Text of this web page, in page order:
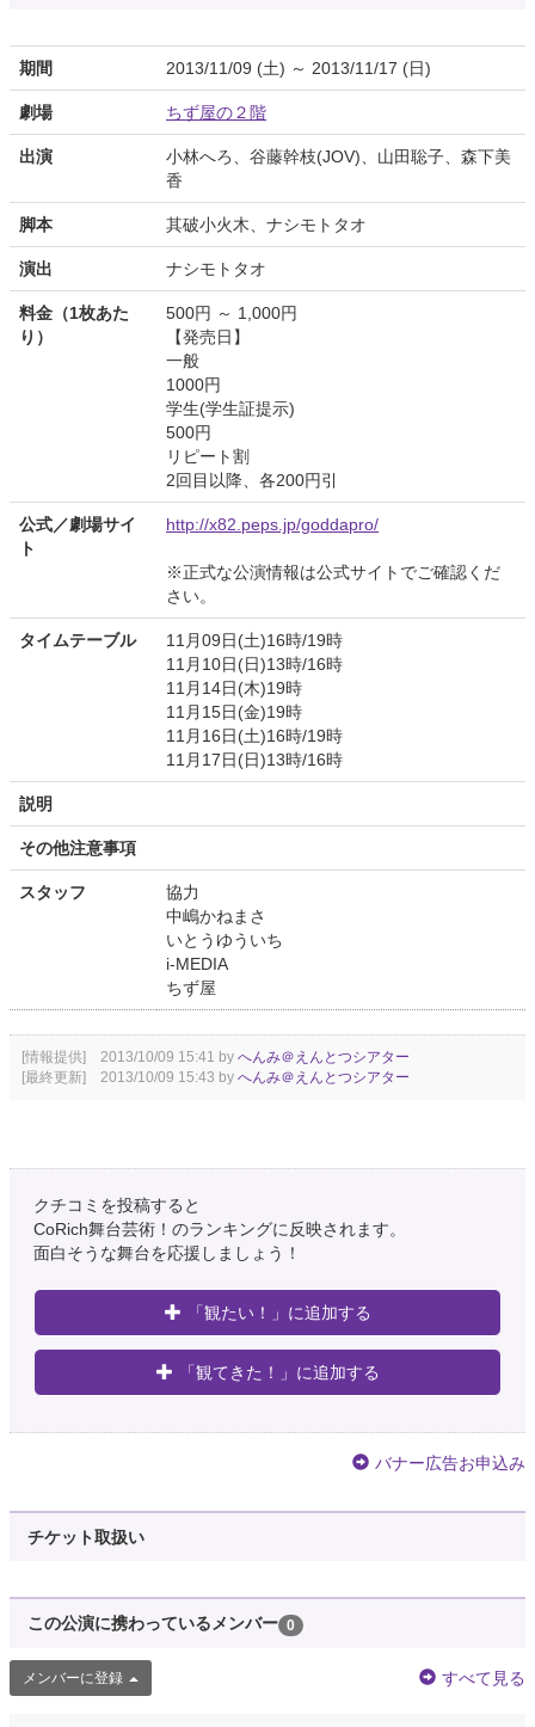
期間 2013/11/09 (土) ～ 2013/11/17 (日)
劇場 ちず屋の２階
出演
小林へろ、谷藤幹枝(JOV)、山田聡子、森下美
香
脚本 其破小火木、ナシモトタオ
演出 ナシモトタオ
料金（1枚あた
り）
500円 ～ 1,000円
【発売日】
一般
1000円
学生(学生証提示)
500円
リピート割
2回目以降、各200円引
公式／劇場サイ
ト
http://x82.peps.jp/goddapro/
※正式な公演情報は公式サイトでご確認くだ
さい。
タイムテーブル
11月09日(土)16時/19時
11月10日(日)13時/16時
11月14日(木)19時
11月15日(金)19時
11月16日(土)16時/19時
11月17日(日)13時/16時
説明
その他注意事項
スタッフ
協力
中嶋かねまさ
いとうゆういち
i-MEDIA
ちず屋
[情報提供] 2013/10/09 15:41 by へんみ＠えんとつシアター
[最終更新] 2013/10/09 15:43 by へんみ＠えんとつシアター
クチコミを投稿すると
CoRich舞台芸術！のランキングに反映されます。
面白そうな舞台を応援しましょう！
「観たい！」に追加する
「観てきた！」に追加する
バナー広告お申込み
チケット取扱い
この公演に携わっているメンバー 0
メンバーに登録 すべて見る